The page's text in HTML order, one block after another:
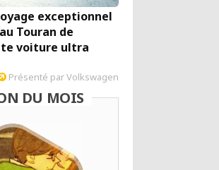
exceptionnel
Touran de
voiture ultra
Présenté par Volkswagen
DU MOIS